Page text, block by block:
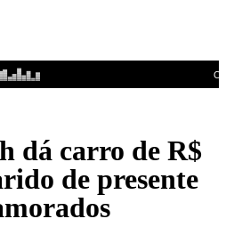
dá carro de R$
de presente